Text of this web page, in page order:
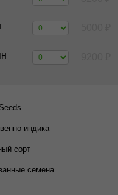
индика
сорт
семена